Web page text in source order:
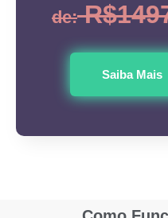
de:
Saiba Mais